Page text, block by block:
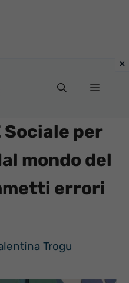
Menu
Sociale per
mondo del
errori
Trogu